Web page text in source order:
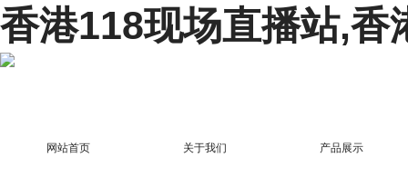
香港118现场直播站,香
网站首页 关于我们 产品展示